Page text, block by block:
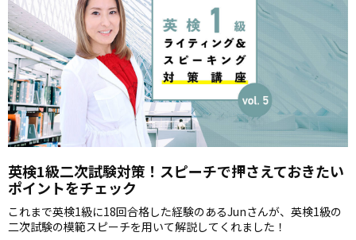
英検1級二次試験対策！スピーチで押さえておきたい
ポイントをチェック
これまで英検1級に18回合格した経験のあるJunさんが、英検1級の
二次試験の模範スピーチを用いて解説してくれました！